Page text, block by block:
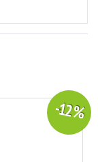
-12 %